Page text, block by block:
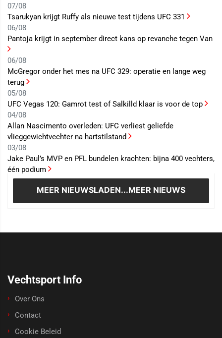
07/08
Tsarukyan krijgt Ruffy als nieuwe test tijdens UFC 331
06/08
Pantoja krijgt in september direct kans op revanche tegen Van
06/08
McGregor onder het mes na UFC 329: operatie en lange weg
terug
05/08
UFC Vegas 120: Gamrot test of Salkilld klaar is voor de top
04/08
Allan Nascimento overleden: UFC verliest geliefde
vlieggewichtvechter na hartstilstand
03/08
Jake Paul’s MVP en PFL bundelen krachten: bijna 400 vechters,
één podium
MEER NIEUWSLADEN...MEER NIEUWS
Vechtsport Info
Over Ons
Contact
Cookie Beleid